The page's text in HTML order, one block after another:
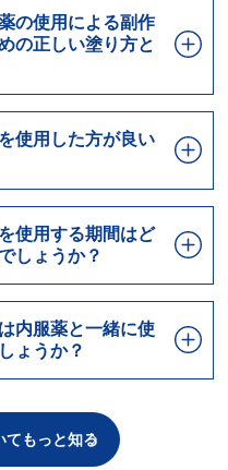
の使用による副作
の正しい塗り方と
使用した方が良い
使用する期間はど
しょうか？
内服薬と一緒に使
ょうか？
てもっと知る